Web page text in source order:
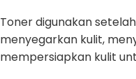
Toner digunakan
menyegarkan kulit,
mempersiapkan kulit